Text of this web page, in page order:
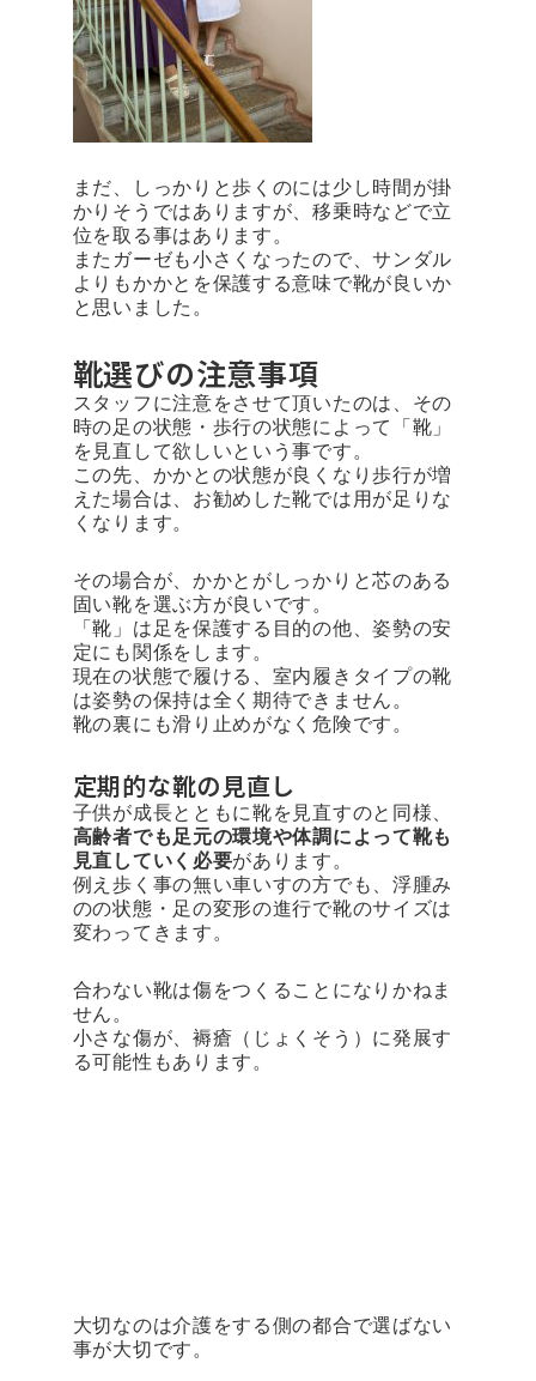
まだ、しっかりと歩くのには少し時間が掛
かりそうではありますが、移乗時などで立
位を取る事はあります。
またガーゼも小さくなったので、サンダル
よりもかかとを保護する意味で靴が良いか
と思いました。
靴選びの注意事項
スタッフに注意をさせて頂いたのは、その
時の足の状態・歩行の状態によって「靴」
を見直して欲しいという事です。
この先、かかとの状態が良くなり歩行が増
えた場合は、お勧めした靴では用が足りな
くなります。
その場合が、かかとがしっかりと芯のある
固い靴を選ぶ方が良いです。
「靴」は足を保護する目的の他、姿勢の安
定にも関係をします。
現在の状態で履ける、室内履きタイプの靴
は姿勢の保持は全く期待できません。
靴の裏にも滑り止めがなく危険です。
定期的な靴の見直し
子供が成長とともに靴を見直すのと同様、
高齢者でも足元の環境や体調によって靴も
見直していく必要があります。
例え歩く事の無い車いすの方でも、浮腫み
のの状態・足の変形の進行で靴のサイズは
変わってきます。
合わない靴は傷をつくることになりかねま
せん。
小さな傷が、褥瘡（じょくそう）に発展す
る可能性もあります。
大切なのは介護をする側の都合で選ばない
事が大切です。